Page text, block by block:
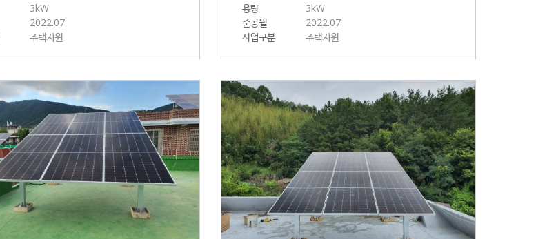
3kW
2022.07
주택지원
용량
3kW
준공월
2022.07
사업구분
주택지원